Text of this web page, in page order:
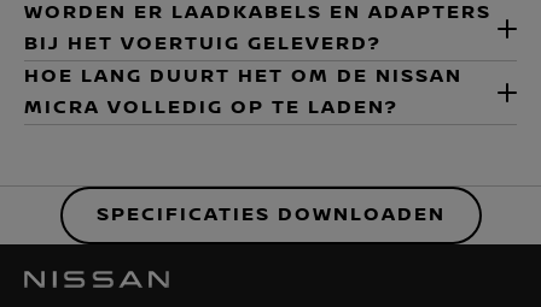
WORDEN ER LAADKABELS EN ADAPTERS
BIJ HET VOERTUIG GELEVERD?
HOE LANG DUURT HET OM DE NISSAN
MICRA VOLLEDIG OP TE LADEN?
SPECIFICATIES DOWNLOADEN